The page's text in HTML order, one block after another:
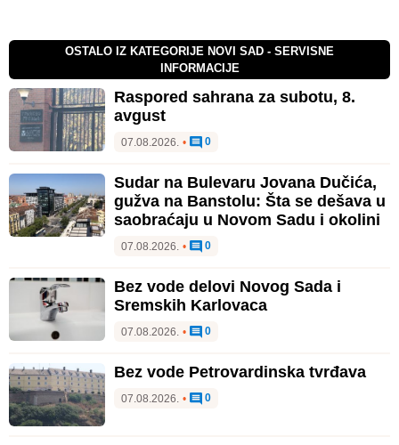
OSTALO IZ KATEGORIJE NOVI SAD - SERVISNE
INFORMACIJE
Raspored sahrana za subotu, 8.
avgust
07.08.2026. • 0
Sudar na Bulevaru Jovana Dučića,
gužva na Banstolu: Šta se dešava u
saobraćaju u Novom Sadu i okolini
07.08.2026. • 0
Bez vode delovi Novog Sada i
Sremskih Karlovaca
07.08.2026. • 0
Bez vode Petrovardinska tvrđava
07.08.2026. • 0